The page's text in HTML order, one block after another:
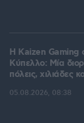
H Kaizen Gaming
Kύπελλο: Μία
πόλεις, χιλιάδες
05.08.2026, 08:38